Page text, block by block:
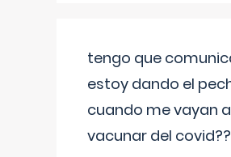
tengo que
estoy dando el
cuando me vayan a
vacunar del